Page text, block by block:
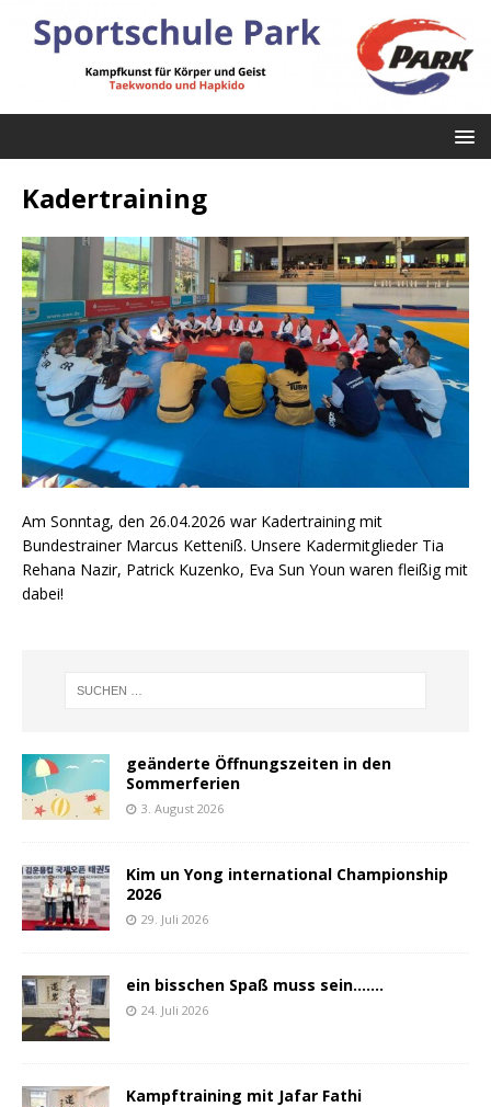
Kadertraining
Am Sonntag, den 26.04.2026 war Kadertraining mit
Bundestrainer Marcus Ketteniß. Unsere Kadermitglieder Tia
Rehana Nazir, Patrick Kuzenko, Eva Sun Youn waren fleißig mit
dabei!
geänderte Öffnungszeiten in den
Sommerferien
3. August 2026
Kim un Yong international Championship
2026
29. Juli 2026
ein bisschen Spaß muss sein…….
24. Juli 2026
Kampftraining mit Jafar Fathi